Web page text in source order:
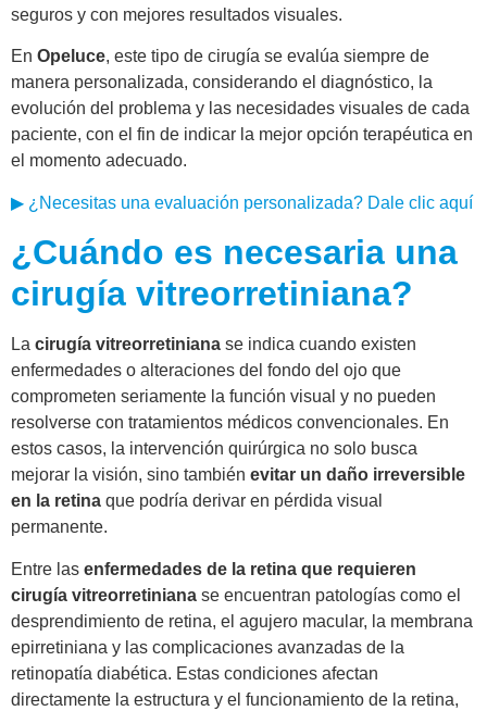
seguros y con mejores resultados visuales.
En Opeluce, este tipo de cirugía se evalúa siempre de
manera personalizada, considerando el diagnóstico, la
evolución del problema y las necesidades visuales de cada
paciente, con el fin de indicar la mejor opción terapéutica en
el momento adecuado.
▶ ¿Necesitas una evaluación personalizada? Dale clic aquí
¿Cuándo es necesaria una
cirugía vitreorretiniana?
La cirugía vitreorretiniana se indica cuando existen
enfermedades o alteraciones del fondo del ojo que
comprometen seriamente la función visual y no pueden
resolverse con tratamientos médicos convencionales. En
estos casos, la intervención quirúrgica no solo busca
mejorar la visión, sino también evitar un daño irreversible
en la retina que podría derivar en pérdida visual
permanente.
Entre las enfermedades de la retina que requieren
cirugía vitreorretiniana se encuentran patologías como el
desprendimiento de retina, el agujero macular, la membrana
epirretiniana y las complicaciones avanzadas de la
retinopatía diabética. Estas condiciones afectan
directamente la estructura y el funcionamiento de la retina,